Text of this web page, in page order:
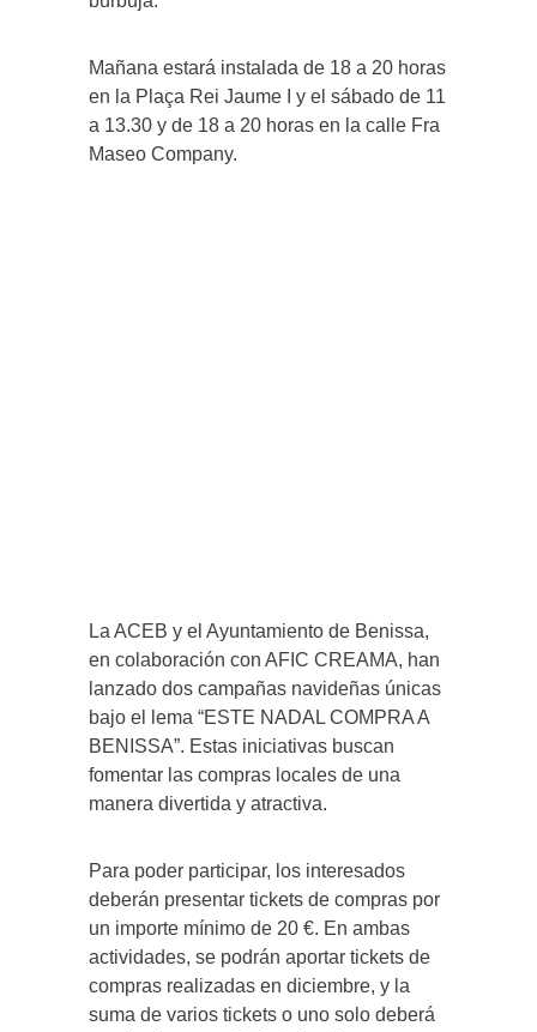
Mañana estará instalada de 18 a 20 horas
en la Plaça Rei Jaume I y el sábado de 11
a 13.30 y de 18 a 20 horas en la calle Fra
Maseo Company.
La ACEB y el Ayuntamiento de Benissa,
en colaboración con AFIC CREAMA, han
lanzado dos campañas navideñas únicas
bajo el lema “ESTE NADAL COMPRA A
BENISSA”. Estas iniciativas buscan
fomentar las compras locales de una
manera divertida y atractiva.
Para poder participar, los interesados
deberán presentar tickets de compras por
un importe mínimo de 20 €. En ambas
actividades, se podrán aportar tickets de
compras realizadas en diciembre, y la
suma de varios tickets o uno solo deberá